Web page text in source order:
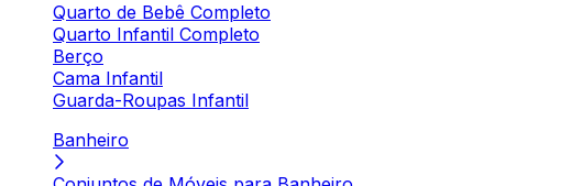
Quarto de Bebê Completo
Quarto Infantil Completo
Berço
Cama Infantil
Guarda-Roupas Infantil
Banheiro